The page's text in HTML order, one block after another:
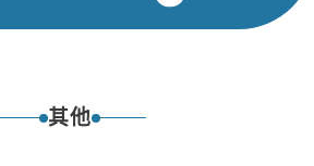
其他